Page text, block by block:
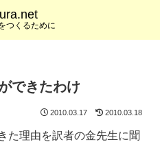
つくるために
できたわけ
2010.03.17 2010.03.18
た理由を訳者の金先生に聞